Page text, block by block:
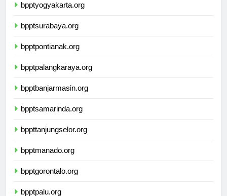
bpptyogyakarta.org
bpptsurabaya.org
bpptpontianak.org
bpptpalangkaraya.org
bpptbanjarmasin.org
bpptsamarinda.org
bppttanjungselor.org
bpptmanado.org
bpptgorontalo.org
bpptpalu.org